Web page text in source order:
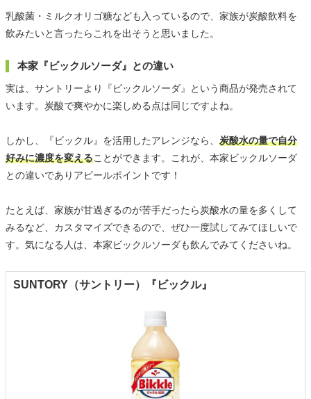
乳酸菌・ミルクオリゴ糖なども入っているので、家族が炭酸飲料を
飲みたいと言ったらこれを出そうと思いました。
本家『ビックルソーダ』との違い
実は、サントリーより『ビックルソーダ』という商品が発売されて
います。炭酸で爽やかに楽しめる点は同じですよね。
しかし、『ビックル』を活用したアレンジなら、 炭酸水の量で自分
好みに濃度を変えることができます。これが、本家ビックルソーダ
との違いでありアピールポイントです！
たとえば、家族が甘過ぎるのが苦手だったら炭酸水の量を多くして
みるなど、カスタマイズできるので、ぜひ一度試してみてほしいで
す。気になる人は、本家ビックルソーダも飲んでみてくださいね。
SUNTORY（サントリー）『ビックル』